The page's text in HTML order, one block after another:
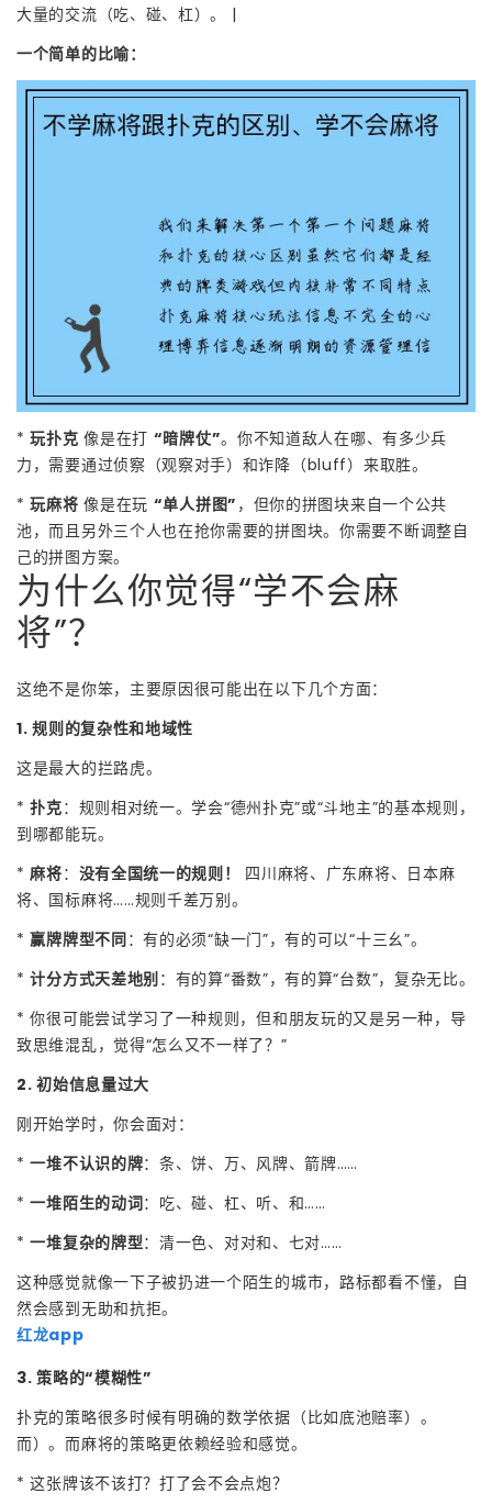
大量的交流（吃、碰、杠）。 |
一个简单的比喻：
*玩扑克 像是在打 “暗牌仗”。你不知道敌人在哪、有多少兵
力，需要通过侦察（观察对手）和诈降（bluff）来取胜。
*玩麻将 像是在玩 “单人拼图” ，但你的拼图块来自一个公共
池，而且另外三个人也在抢你需要的拼图块。你需要不断调整自
己的拼图方案。
为什么你觉得“学不会麻
将”？
这绝不是你笨，主要原因很可能出在以下几个方面：
1. 规则的复杂性和地域性
这是最大的拦路虎。
*扑克：规则相对统一。学会“德州扑克”或“斗地主”的基本规则，
到哪都能玩。
*麻将： 没有全国统一的规则！
四川麻将、广东麻将、日本麻
将、国标麻将……规则千差万别。
*赢牌牌型不同：有的必须“缺一门”，有的可以“十三幺”。
*计分方式天差地别 ：有的算“番数”，有的算“台数”，复杂无比。
* 你很可能尝试学习了一种规则，但和朋友玩的又是另一种，导
致思维混乱，觉得“怎么又不一样了？”
2. 初始信息量过大
刚开始学时，你会面对：
*一堆不认识的牌：条、饼、万、风牌、箭牌……
*一堆陌生的动词：吃、碰、杠、听、和……
*一堆复杂的牌型：清一色、对对和、七对……
这种感觉就像一下子被扔进一个陌生的城市，路标都看不懂，自
然会感到无助和抗拒。
红龙app
3. 策略的“模糊性”
扑克的策略很多时候有明确的数学依据（比如底池赔率）。
而）。而麻将的策略更依赖经验和感觉。
* 这张牌该不该打？打了会不会点炮？